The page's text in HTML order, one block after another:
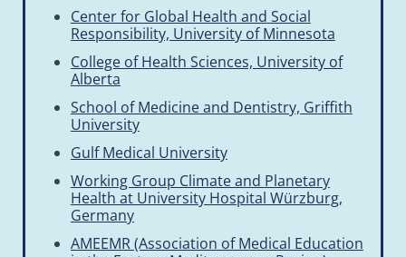
Center for Global Health and Social
Responsibility, University of Minnesota
College of Health Sciences, University of
Alberta
School of Medicine and Dentistry, Griffith
University
Gulf Medical University
Working Group Climate and Planetary
Health at University Hospital Würzburg,
Germany
AMEEMR (Association of Medical Education